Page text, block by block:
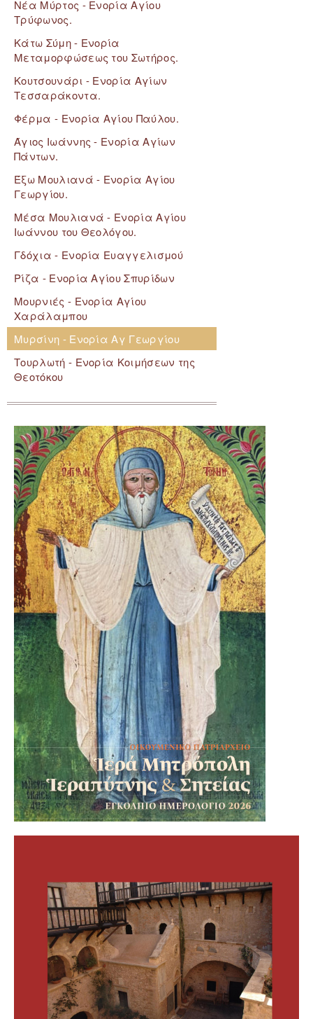
Νέα Μύρτος - Ενορία Αγίου
Τρύφωνος.
Κάτω Σύμη - Ενορία
Μεταμορφώσεως του Σωτήρος.
Κουτσουνάρι - Ενορία Αγίων
Τεσσαράκοντα.
Φέρμα - Ενορία Αγίου Παύλου.
Άγιος Ιωάννης - Ενορία Αγίων
Πάντων.
Έξω Μουλιανά - Ενορία Αγίου
Γεωργίου.
Μέσα Μουλιανά - Ενορία Αγίου
Ιωάννου του Θεολόγου.
Γδόχια - Ενορία Ευαγγελισμού
Ρίζα - Ενορία Αγίου Σπυρίδων
Μουρνιές - Ενορία Αγίου
Χαράλαμπου
Μυρσίνη - Ενορία Αγ Γεωργίου
Τουρλωτή - Ενορία Κοιμήσεων της
Θεοτόκου